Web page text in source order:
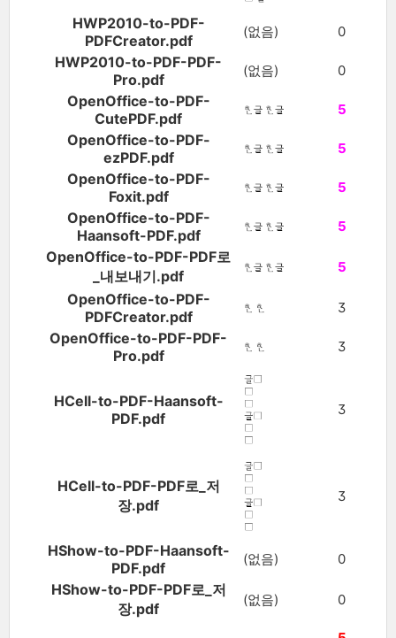
HWP2010-to-PDF-
PDFCreator.pdf
(없음) 0
HWP2010-to-PDF-PDF-
Pro.pdf
(없음) 0
OpenOffice-to-PDF-
CutePDF.pdf
5
OpenOffice-to-PDF-
ezPDF.pdf
5
OpenOffice-to-PDF-
Foxit.pdf
5
OpenOffice-to-PDF-
Haansoft-PDF.pdf
5
OpenOffice-to-PDF-PDF로
_내보내기.pdf
5
OpenOffice-to-PDF-
PDFCreator.pdf
3
OpenOffice-to-PDF-PDF-
Pro.pdf
3
HCell-to-PDF-Haansoft-
PDF.pdf
3
HCell-to-PDF-PDF로_저
장.pdf
3
HShow-to-PDF-Haansoft-
PDF.pdf
(없음) 0
HShow-to-PDF-PDF로_저
장.pdf
(없음) 0